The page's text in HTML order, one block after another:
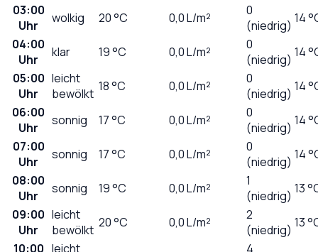
03:00
Uhr
wolkig 20°C 0,0L/m²
0
(niedrig) 14
04:00
Uhr
klar 19°C 0,0L/m²
0
(niedrig) 14
05:00
Uhr
leicht
bewölkt 18°C 0,0L/m²
0
(niedrig) 14
06:00
Uhr
sonnig 17°C 0,0L/m²
0
(niedrig) 14
07:00
Uhr
sonnig 17°C 0,0L/m²
0
(niedrig) 14
08:00
Uhr
sonnig 19°C 0,0L/m²
1
(niedrig) 13
09:00
Uhr
leicht
bewölkt 20°C 0,0L/m²
2
(niedrig) 13
10:00 leicht
4